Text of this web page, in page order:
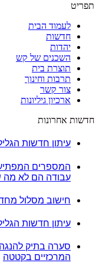
תפריט
לעמוד הבית
חדשות
יהדות
השכנים של קש
תוצרת בית
תרבות וחינוך
צור קשר
ארכיון גיליונות
חדשות אחרונות
עיתון חדשות
עבודה הם לא
חישוב מסלול
עיתון חדשות
סערה בתיק
המרכזיים בקטטה